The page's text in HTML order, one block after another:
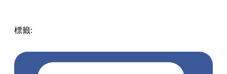
標籤: